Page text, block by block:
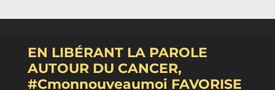
EN LIBÉRANT LA PAROLE
AUTOUR DU CANCER,
#Cmonnouveaumoi FAVORISE